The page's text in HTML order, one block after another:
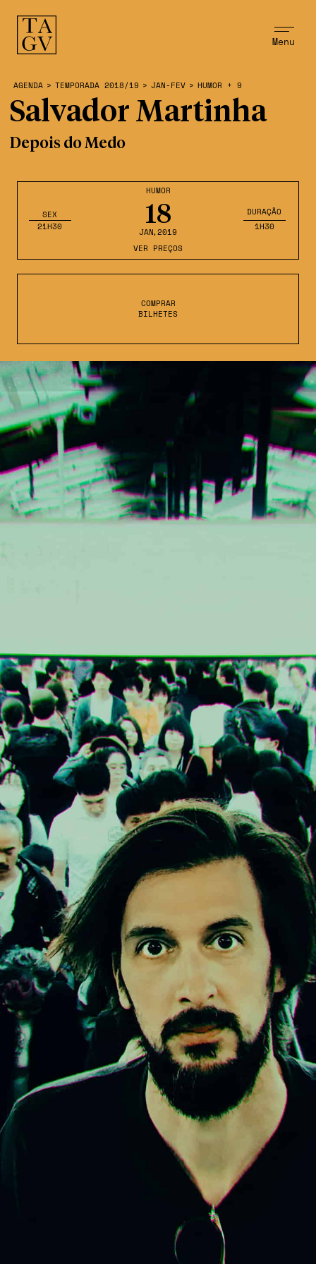
Menu
HUMOR
18
JAN,2019
SEX
21H30
DURAÇÃO
1H30
VER PREÇOS
COMPRAR
BILHETES
AGENDA > TEMPORADA 2018/19 > JAN-FEV > HUMOR + 9
Salvador Martinha
Depois do Medo